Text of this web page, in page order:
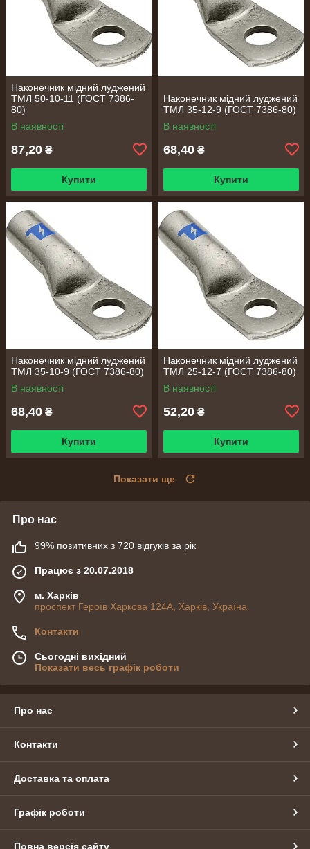
Наконечник мідний луджений
ТМЛ 50-10-11 (ГОСТ 7386-
80)
В наявності
87,20 ₴
Купити
Наконечник мідний луджений
ТМЛ 35-12-9 (ГОСТ 7386-80)
В наявності
68,40 ₴
Купити
Наконечник мідний луджений
ТМЛ 35-10-9 (ГОСТ 7386-80)
В наявності
68,40 ₴
Купити
Наконечник мідний луджений
ТМЛ 25-12-7 (ГОСТ 7386-80)
В наявності
52,20 ₴
Купити
Показати ще
Про нас
99% позитивних з 720 відгуків за рік
Працює з 20.07.2018
м. Харків
проспект Героїв Харкова 124А, Харків, Україна
Контакти
Сьогодні вихідний
Показати весь графік роботи
Про нас
Контакти
Доставка та оплата
Графік роботи
Повна версія сайту